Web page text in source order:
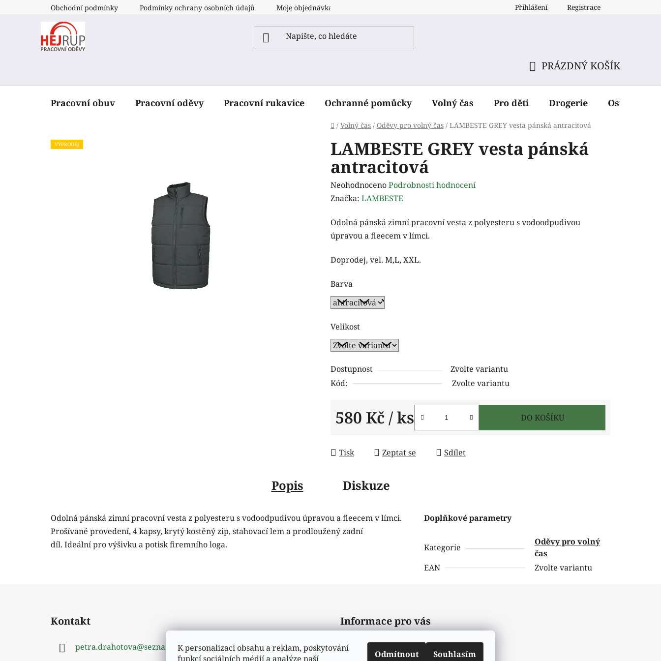
K personalizaci obsahu a reklam, poskytování
funkcí sociálních médií a analýze naší
Odmítnout Souhlasím
Obchodní podmínky Podmínky ochrany osobních údajů Moje objednávka Přihlášení Registrace
KOŠÍK
PRÁZDNÝ KOŠÍK
Pracovní obuv Pracovní oděvy Pracovní rukavice Ochranné pomůcky Volný čas Pro děti Drogerie Ostatní
Domů
/ Volný čas / Oděvy pro volný čas / LAMBESTE GREY vesta pánská antracitová
LAMBESTE GREY vesta pánská
antracitová
Průměrné
hodnocení
je
0,0
5
NeohodnocenoPodrobnosti hodnocení
Značka: LAMBESTE
Odolná pánská zimní pracovní vesta z polyesteru s vodoodpudivou
úpravou a fleecem v límci.
Doprodej, vel. M,L, XXL.
Barva
Velikost
Dostupnost
Zvolte variantu
Kód:
Zvolte variantu
580 Kč / ks DO KOŠÍKU
Tisk Zeptat se Sdílet
VÝPRODEJ
Popis Diskuze
Odolná pánská zimní pracovní vesta z polyesteru s vodoodpudivou úpravou a fleecem v límci.
Prošívané provedení, 4 kapsy, krytý kostěný zip, stahovací lem a prodloužený zadní
díl. Ideální pro výšivku a potisk firemního loga.
Doplňkové parametry
Kategorie
Oděvy pro volný
čas
EAN
Zvolte variantu
Kontakt
petra.drahotova@seznam.cz
Informace pro vás
Obchodní podmínky
Podmínky ochrany osobních údajů